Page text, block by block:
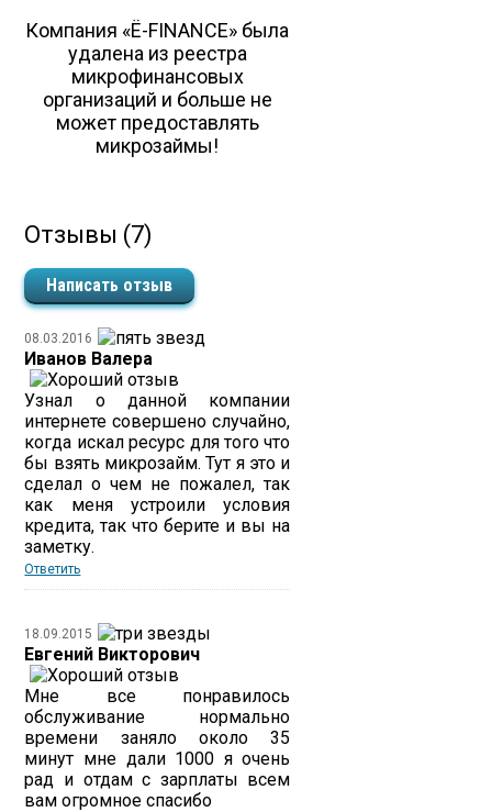
Компания «Ё-FINANCE» была
удалена из реестра
микрофинансовых
организаций и больше не
может предоставлять
микрозаймы!
Отзывы (7)
Написать отзыв
08.03.2016
Иванов Валера
Узнал о данной компании
интернете совершено случайно,
когда искал ресурс для того что
бы взять микрозайм. Тут я это и
сделал о чем не пожалел, так
как меня устроили условия
кредита, так что берите и вы на
заметку.
Ответить
18.09.2015
Евгений Викторович
Мне все понравилось
обслуживание нормально
времени заняло около 35
минут мне дали 1000 я очень
рад и отдам с зарплаты всем
вам огромное спасибо